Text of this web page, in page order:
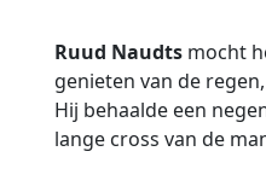
Ruud Naudtsmocht
genieten van de
Hij behaalde een
lange cross van de